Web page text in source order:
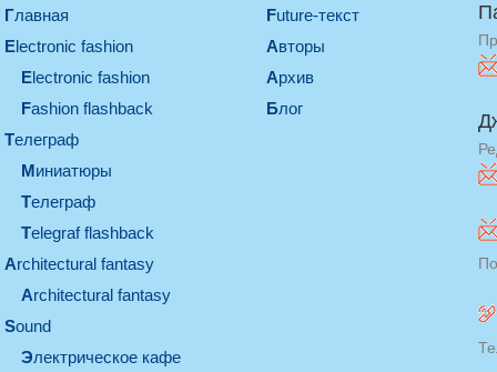
Главная
electronic fashion
electronic fashion
Fashion flashback
телеграф
миниатюры
телеграф
Telegraf flashback
architectural fantasy
architectural fantasy
sound
электрическое кафе
Future-текст
Авторы
Архив
Блог